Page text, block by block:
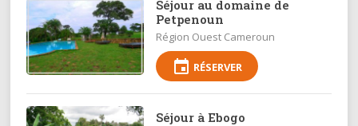
Séjour au domaine de
Petpenoun
Région Ouest Cameroun
event RÉSERVER
Séjour à Ebogo